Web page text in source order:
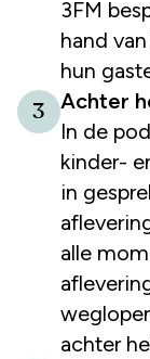
3FM
hand
hun
3
Achter
In de
kinder-
in
alle
achter